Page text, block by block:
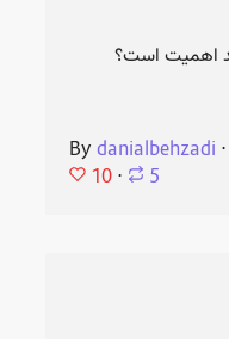
اهمیت است؟
Bydanialbehzadi ⋅
10 ⋅ 5